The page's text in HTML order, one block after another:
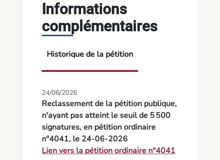
Informations
complémentaires
Historique de la pétition
24/06/2026
Reclassement de la pétition publique,
n'ayant pas atteint le seuil de 5 500
signatures, en pétition ordinaire
n°4041, le 24-06-2026
Lien vers la pétition ordinaire n°4041